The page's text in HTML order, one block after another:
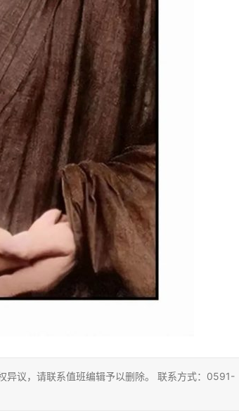
异议，请联系值班编辑予以删除。 联系方式：0591-